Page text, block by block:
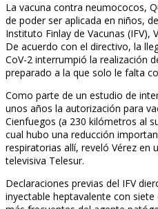
La vacuna contra neumococos,
de poder ser aplicada en niños,
Instituto Finlay de Vacunas (IFV),
De acuerdo con el directivo, la
CoV-2 interrumpió la realización
preparado a la que solo le falta
Como parte de un estudio de
unos años la autorización para
Cienfuegos (a 230 kilómetros al
cual hubo una reducción
respiratorias allí, reveló Vérez en
televisiva Telesur.
Declaraciones previas del IFV
inyectable heptavalente con